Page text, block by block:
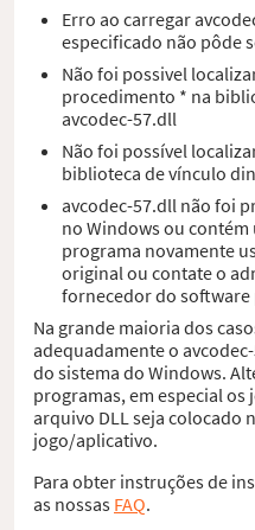
Erro ao carregar
especificado não pôde
Não foi possivel
procedimento * na
avcodec-57.dll
Não foi possível
biblioteca de vínculo
avcodec-57.dll não foi
no Windows ou
programa novamente
original ou contate o
fornecedor do
Na grande maioria dos
adequadamente o
do sistema do Windows.
programas, em especial os
arquivo DLL seja colocado
jogo/aplicativo.
Para obter instruções de
as nossas FAQ.